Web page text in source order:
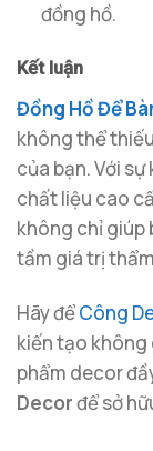
đồng hồ.
Kết luận
Đồng Hồ Để
không thể
của bạn. Với
chất liệu cao
không chỉ giúp
tầm giá trị
Hãy đểCông
kiến tạo không
phẩm decor
Decorđể sở